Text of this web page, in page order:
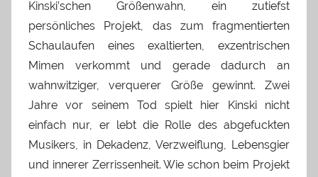
Kinski’schen Größenwahn, ein zutiefst
persönliches Projekt, das zum fragmentierten
Schaulaufen eines exaltierten, exzentrischen
Mimen verkommt und gerade dadurch an
wahnwitziger, verquerer Größe gewinnt. Zwei
Jahre vor seinem Tod spielt hier Kinski nicht
einfach nur, er lebt die Rolle des abgefuckten
Musikers, in Dekadenz, Verzweiflung, Lebensgier
und innerer Zerrissenheit. Wie schon beim Projekt